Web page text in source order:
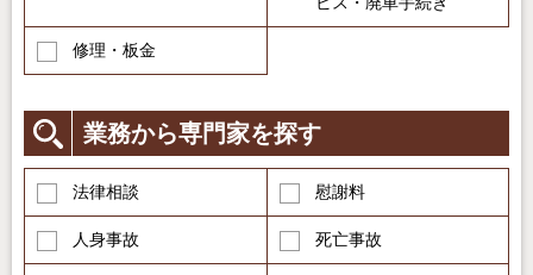
修理・板金
業務から専門家を探す
法律相談 慰謝料
人身事故 死亡事故